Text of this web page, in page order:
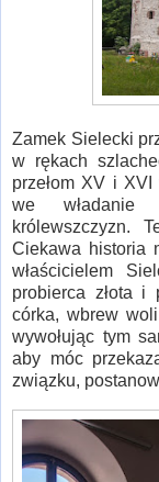
Zamek Sielecki
w rękach
przełom XV i
we władanie
królewszczyzn.
Ciekawa historia
właścicielem
probierca złota i
córka, wbrew
wywołując tym
aby móc
związku,